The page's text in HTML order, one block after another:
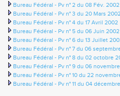
Bureau Fédéral - Pv n° 2 du 08 Fév. 2002
Bureau Fédéral - Pv n° 3 du 20 Mars
Bureau Fédéral - Pv n° 4 du 17 Avril 2002
Bureau Fédéral - Pv n° 5 du 06 Juin 2002
Bureau Fédéral - Pv n° 6 du 13 Juillet
Bureau Fédéral - Pv n° 7 du 06
Bureau Fédéral - Pv n° 8 du 02 octobre
Bureau Fédéral - Pv n° 9 du 06
Bureau Fédéral - Pv n° 10 du 22
Bureau Fédéral - Pv n° 11 du 04